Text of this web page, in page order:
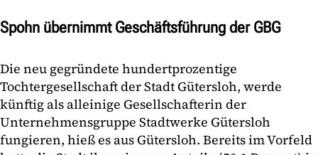
Spohn übernimmt Geschäftsführung der GBG
Die neu gegründete hundertprozentige
Tochtergesellschaft der Stadt Gütersloh, werde
künftig als alleinige Gesellschafterin der
Unternehmensgruppe Stadtwerke Gütersloh
fungieren, hieß es aus Gütersloh. Bereits im Vorfeld